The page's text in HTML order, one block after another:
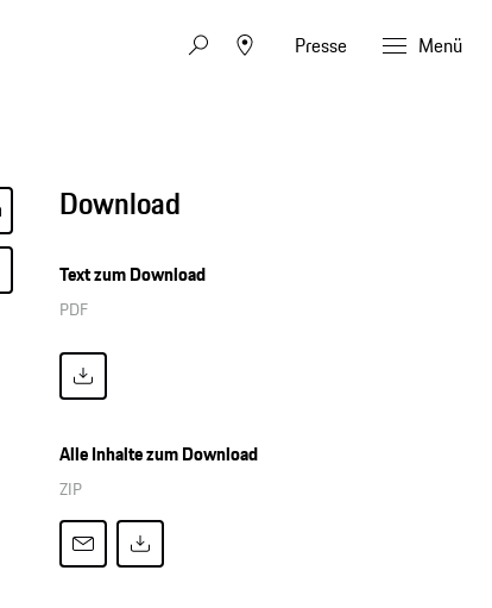
Presse Menü
Download
Text zum Download
PDF
Alle Inhalte zum Download
ZIP